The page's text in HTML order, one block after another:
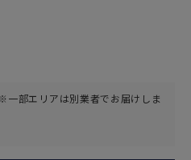
一部エリアは別業者でお届けしま